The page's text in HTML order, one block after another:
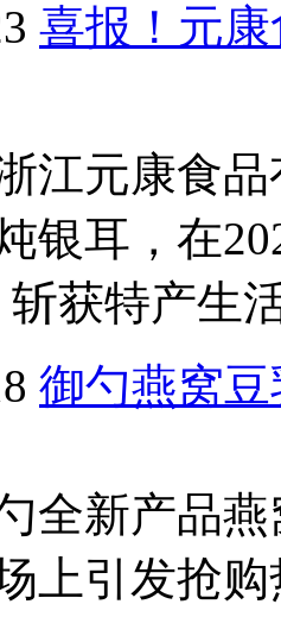
喜报！元
江元康食
银耳，在
斩获特产生
御勺燕窝
全新产品
上引发抢